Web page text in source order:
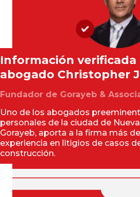
Información verificada
abogado Christopher
Fundador de Gorayeb &
Uno de los abogados
personales de la ciudad de
Gorayeb, aporta a la firma más
experiencia en litigios de casos
construcción.